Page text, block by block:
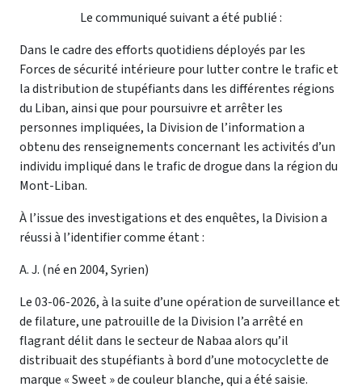
Le communiqué suivant a été publié :
Dans le cadre des efforts quotidiens déployés par les
Forces de sécurité intérieure pour lutter contre le trafic et
la distribution de stupéfiants dans les différentes régions
du Liban, ainsi que pour poursuivre et arrêter les
personnes impliquées, la Division de l’information a
obtenu des renseignements concernant les activités d’un
individu impliqué dans le trafic de drogue dans la région du
Mont-Liban.
À l’issue des investigations et des enquêtes, la Division a
réussi à l’identifier comme étant :
A. J. (né en 2004, Syrien)
Le 03-06-2026, à la suite d’une opération de surveillance et
de filature, une patrouille de la Division l’a arrêté en
flagrant délit dans le secteur de Nabaa alors qu’il
distribuait des stupéfiants à bord d’une motocyclette de
marque « Sweet » de couleur blanche, qui a été saisie.